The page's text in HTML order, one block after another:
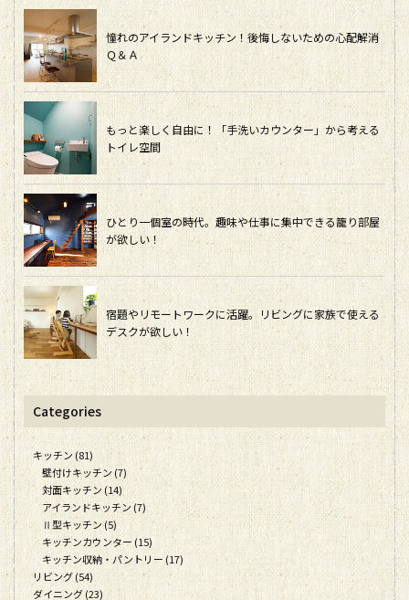
憧れのアイランドキッチン！後悔しないための心配解消
Ｑ＆Ａ
もっと楽しく自由に！「手洗いカウンター」から考える
トイレ空間
ひとり一個室の時代。趣味や仕事に集中できる籠り部屋
が欲しい！
宿題やリモートワークに活躍。リビングに家族で使える
デスクが欲しい！
Categories
キッチン (81)
壁付けキッチン (7)
対面キッチン (14)
アイランドキッチン (7)
Ⅱ型キッチン (5)
キッチンカウンター (15)
キッチン収納・パントリー (17)
リビング (54)
ダイニング (23)